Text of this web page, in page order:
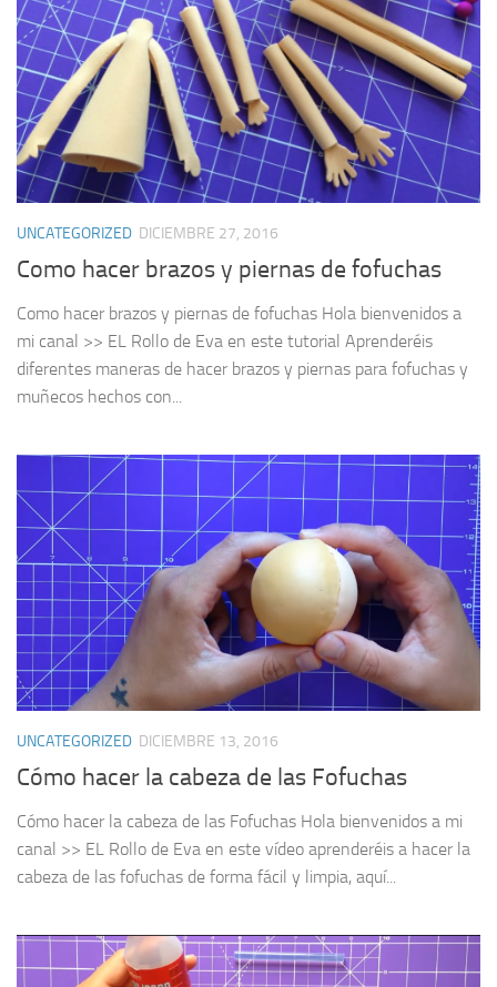
UNCATEGORIZED DICIEMBRE 27, 2016
Como hacer brazos y piernas de fofuchas
Como hacer brazos y piernas de fofuchas Hola bienvenidos a
mi canal >> EL Rollo de Eva en este tutorial Aprenderéis
diferentes maneras de hacer brazos y piernas para fofuchas y
muñecos hechos con...
UNCATEGORIZED DICIEMBRE 13, 2016
Cómo hacer la cabeza de las Fofuchas
Cómo hacer la cabeza de las Fofuchas Hola bienvenidos a mi
canal >> EL Rollo de Eva en este vídeo aprenderéis a hacer la
cabeza de las fofuchas de forma fácil y limpia, aquí...